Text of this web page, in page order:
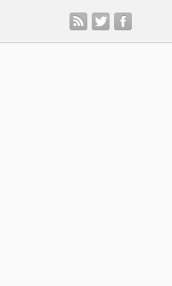
rss twitter